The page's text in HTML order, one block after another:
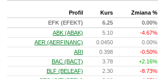
Profil Kurs
Zmiana %
EFK (EFEKT)
6.25
0.00%
ABK (ABAK)
5.10
-4.67%
AER (AERFINANC)
0.0450
0.00%
ARI
0.398
-0.50%
BAC (BACT)
3.78
+2.16%
BLF (BELEAF)
2.30
-8.73%